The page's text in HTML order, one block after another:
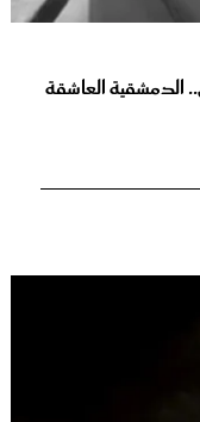
الدمشقية العاشقة